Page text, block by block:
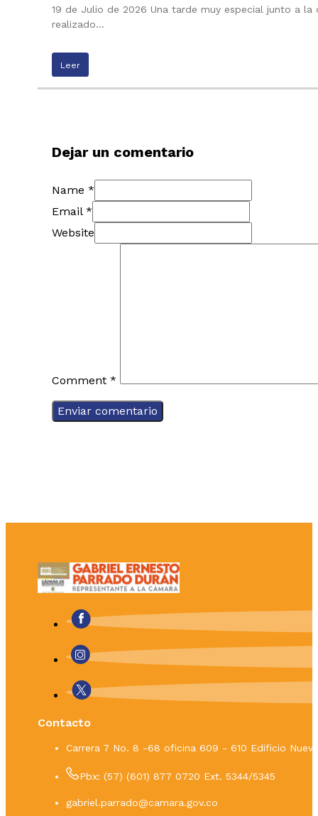
19 de Julio de 2026 Una tarde muy especial junto a
realizado…
Leer
Dejar un comentario
Name *
Email *
Website
Comment *
Contacto
Carrera 7 No. 8 -68 oficina 609 - 610 Edificio
Pbx: (57) (601) 877 0720 Ext. 5344/5345
gabriel.parrado@camara.gov.co